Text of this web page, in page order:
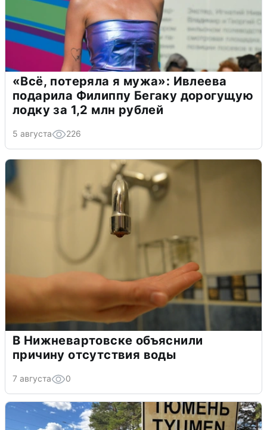
«Всё, потеряла я мужа»: Ивлеева
подарила Филиппу Бегаку дорогущую
лодку за 1,2 млн рублей
5 августа 226
В Нижневартовске объяснили
причину отсутствия воды
7 августа 0